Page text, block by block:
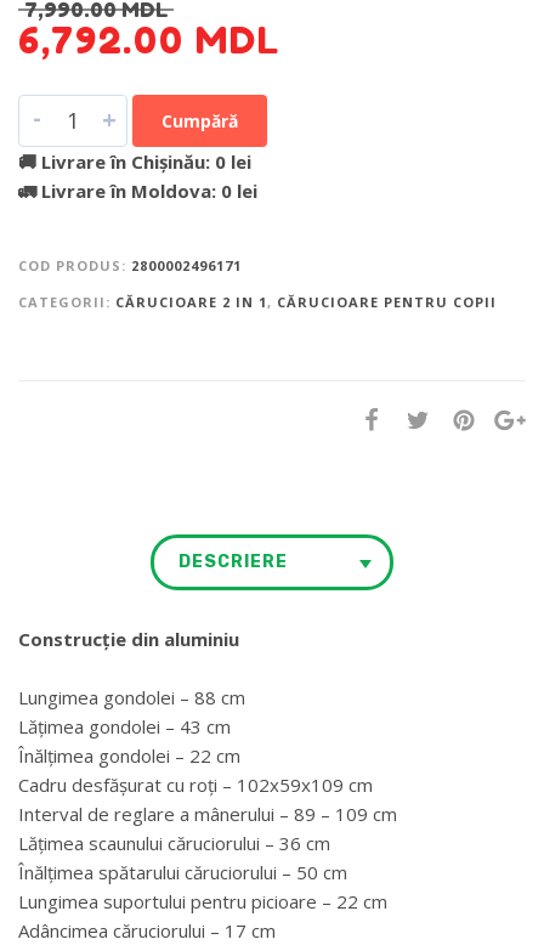
7,990.00MDL
6,792.00 MDL
- + Cumpără
🚚 Livrare în Chișinău: 0 lei
🚛 Livrare în Moldova: 0 lei
COD PRODUS: 2800002496171
CATEGORII: CĂRUCIOARE 2 IN 1 , CĂRUCIOARE PENTRU COPII
DESCRIERE
Construcție din aluminiu
Lungimea gondolei – 88 cm
Lățimea gondolei – 43 cm
Înălțimea gondolei – 22 cm
Cadru desfășurat cu roți – 102x59x109 cm
Interval de reglare a mânerului – 89 – 109 cm
Lățimea scaunului căruciorului – 36 cm
Înălțimea spătarului căruciorului – 50 cm
Lungimea suportului pentru picioare – 22 cm
Adâncimea căruciorului – 17 cm